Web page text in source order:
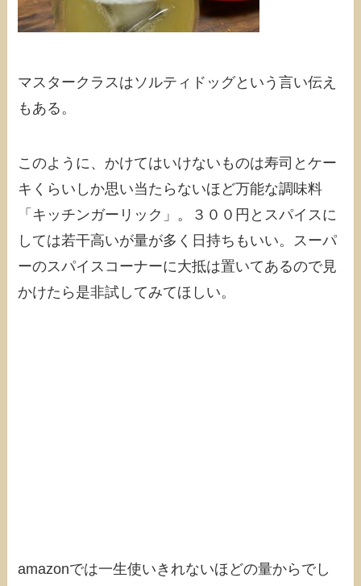
マスタークラスはソルティドッグという言い伝え
もある。
このように、かけてはいけないものは寿司とケー
キくらいしか思い当たらないほど万能な調味料
「キッチンガーリック」。３００円とスパイスに
しては若干高いが量が多く日持ちもいい。スーパ
ーのスパイスコーナーに大抵は置いてあるので見
かけたら是非試してみてほしい。
amazonでは一生使いきれないほどの量からでし